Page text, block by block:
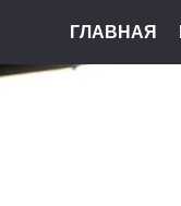
ГЛАВНАЯ